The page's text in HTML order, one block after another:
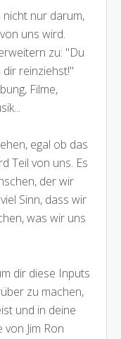
nicht nur darum,
uns wird.
zu: "Du
dir reinziehst!"
Filme,
egal ob das
Teil von uns. Es
der wir
Sinn, dass wir
was wir uns
dir diese Inputs
zu machen,
und in deine
von Jim Ron